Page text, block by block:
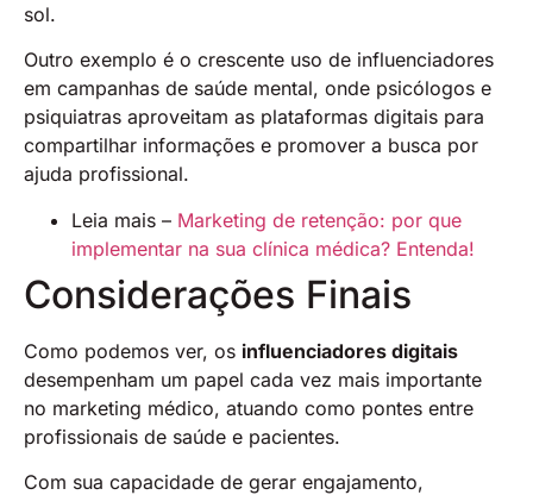
sol.
Outro exemplo é o crescente uso de influenciadores
em campanhas de saúde mental, onde psicólogos e
psiquiatras aproveitam as plataformas digitais para
compartilhar informações e promover a busca por
ajuda profissional.
Leia mais – Marketing de retenção: por que
implementar na sua clínica médica? Entenda!
Considerações Finais
Como podemos ver, os influenciadores digitais
desempenham um papel cada vez mais importante
no marketing médico, atuando como pontes entre
profissionais de saúde e pacientes.
Com sua capacidade de gerar engajamento,